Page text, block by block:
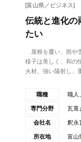
[富山県／ビジネス]
伝統と進化の
たい
屋根を覆い、雨や
様子は美しく、和の
火材。強い陽射し、
職種 職人
専門分野 瓦葺
会社名 釈永
所在地 富山